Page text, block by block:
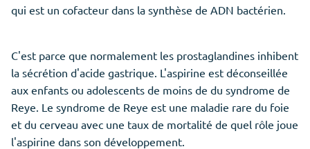
qui est un cofacteur dans la synthèse de ADN bactérien.
C'est parce que normalement les prostaglandines inhibent
la sécrétion d'acide gastrique. L'aspirine est déconseillée
aux enfants ou adolescents de moins de du syndrome de
Reye. Le syndrome de Reye est une maladie rare du foie
et du cerveau avec une taux de mortalité de quel rôle joue
l'aspirine dans son développement.